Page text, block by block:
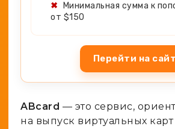
✖
Минимальная сумма к
от $150
Перейти на сайт
ABcard — это сервис,
на выпуск виртуальных